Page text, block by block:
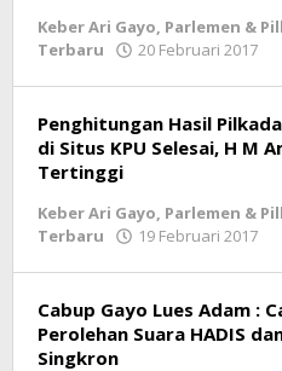
Keber Ari Gayo, Parlemen &
Terbaru
20 Februari 2017
Penghitungan Hasil
di Situs KPU Selesai, H M
Tertinggi
Keber Ari Gayo, Parlemen &
Terbaru
19 Februari 2017
Cabup Gayo Lues Adam :
Perolehan Suara HADIS
Singkron